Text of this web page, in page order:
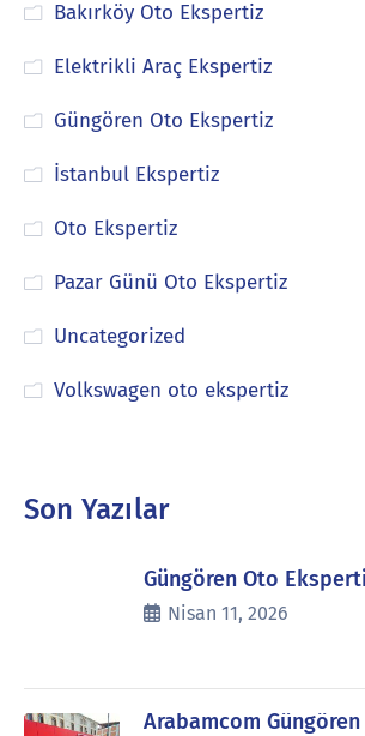
Bakırköy Oto Ekspertiz
Elektrikli Araç Ekspertiz
Güngören Oto Ekspertiz
İstanbul Ekspertiz
Oto Ekspertiz
Pazar Günü Oto Ekspertiz
Uncategorized
Volkswagen oto ekspertiz
Son Yazılar
Güngören Oto
Nisan 11, 2026
Arabamcom